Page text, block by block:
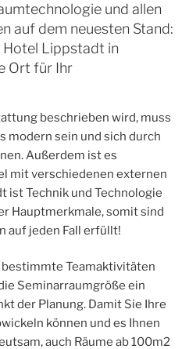
und allen
auf dem neuesten Stand:
Lippstadt in
Ort für Ihr
beschrieben wird, muss
modern sein und sich durch
Außerdem ist es
mit verschiedenen externen
ist Technik und Technologie
Hauptmerkmale, somit sind
auf jeden Fall erfüllt!
Teamaktivitäten
Seminarraumgröße ein
der Planung. Damit Sie Ihre
können und es Ihnen
auch Räume ab 100m2